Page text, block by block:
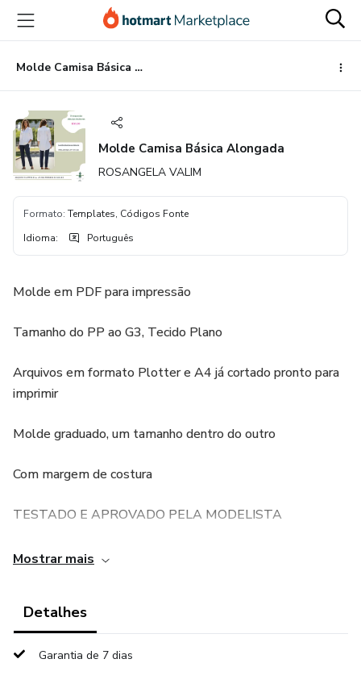
para
conteúdo
principal
para
pagamento
para
rodapé
Molde Camisa Básica Alongada
Molde Camisa Básica Alongada
ROSANGELA VALIM
Formato: Templates, Códigos Fonte
Idioma: Português
Molde em PDF para impressão
Tamanho do PP ao G3, Tecido Plano
Arquivos em formato Plotter e A4 já cortado pronto para
imprimir
Molde graduado, um tamanho dentro do outro
Com margem de costura
TESTADO E APROVADO PELA MODELISTA
Dúvidas: 48 99128-7954
Mostrar mais
Detalhes
Garantia de 7 dias